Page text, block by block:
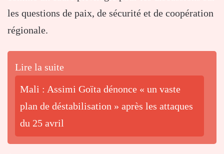
les questions de paix, de sécurité et de coopération
régionale.
Lire la suite
Mali : Assimi Goïta dénonce « un vaste
plan de déstabilisation » après les attaques
du 25 avril